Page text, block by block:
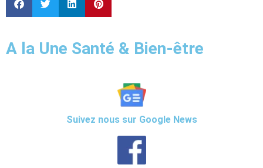
A la Une Santé & Bien-être
Suivez nous sur Google News